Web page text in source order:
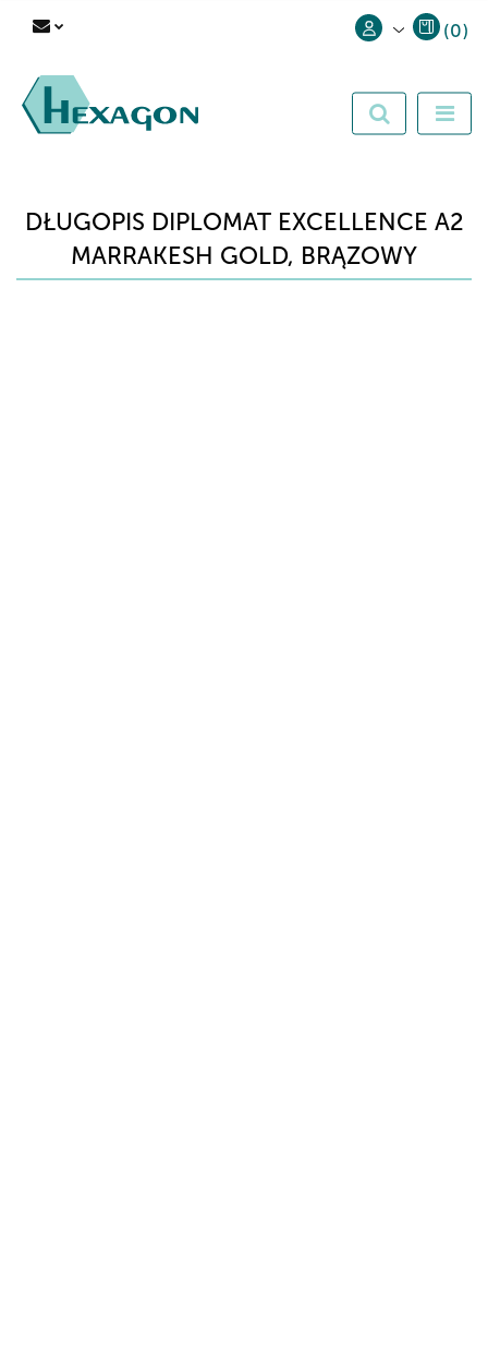
Zarejestruj się
(0)
DŁUGOPIS DIPLOMAT EXCELLENCE A2
MARRAKESH GOLD, BRĄZOWY